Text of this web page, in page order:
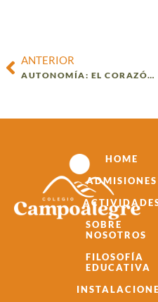
ANTERIOR
AUTONOMÍA: EL CORAZÓN DEL APRENDIZAJE EN CAMPOALEGRE
HOME
ADMISIONES
SOBRE
NOSOTROS
FILOSOFÍA
EDUCATIVA